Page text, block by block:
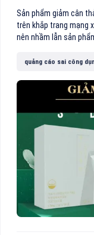
Sản phẩm giảm cân
trên khắp trang mạng
nên nhầm lẫn sản
quảng cáo sai công